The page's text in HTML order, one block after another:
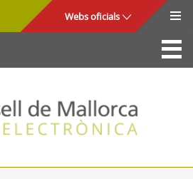
Webs oficials
La Seu
Consell de Mallorca
Accés i seguretat
Utilitats